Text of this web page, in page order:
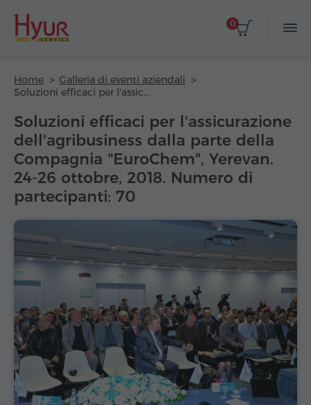
0
Home
Galleria di eventi aziendali
Soluzioni efficaci per l'assicurazione dell'agribusiness dalla parte della Compagnia "EuroChem", Yerevan. 24-26 ottobre, 2018. Numero di partecipanti: 70
Soluzioni efficaci per l'assicurazione
dell'agribusiness dalla parte della
Compagnia "EuroChem", Yerevan.
24-26 ottobre, 2018. Numero di
partecipanti: 70